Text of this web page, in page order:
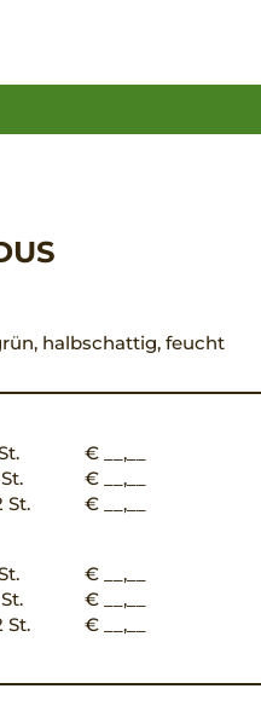
halbschattig, feucht
€ __,__
€ __,__
St.
€ __,__
€ __,__
€ __,__
St.
€ __,__